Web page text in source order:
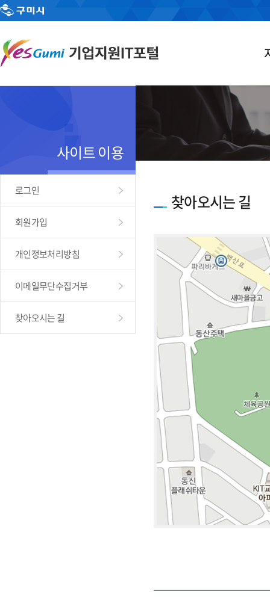
사이트 이용
로그인
회원가입
개인정보처리방침
이메일무단수집거부
찾아오시는 길
찾아오시는 길